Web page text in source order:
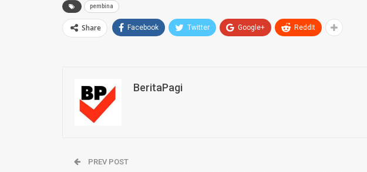
pembina
Share Facebook Twitter Google+ ReddIt
BeritaPagi
PREV POST